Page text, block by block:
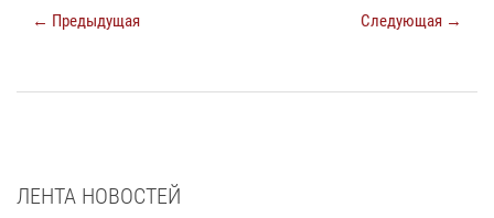
← Предыдущая Следующая →
ЛЕНТА НОВОСТЕЙ